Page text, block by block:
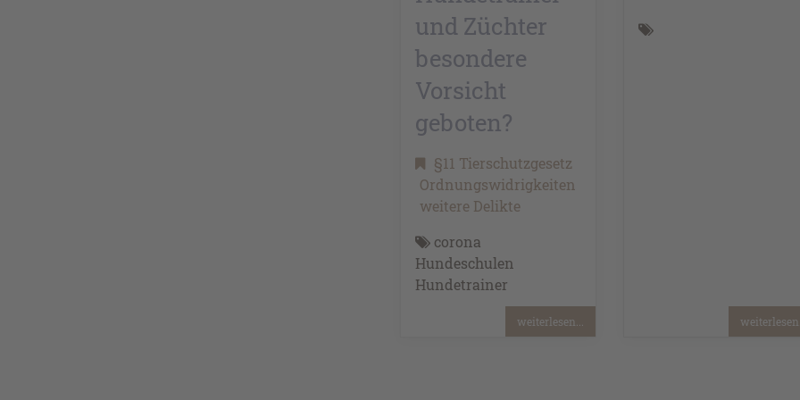
und Züchter
besondere
Vorsicht
geboten?
§11 Tierschutzgesetz
Ordnungswidrigkeiten
weitere Delikte
corona
Hundeschulen
Hundetrainer
weiterlesen...